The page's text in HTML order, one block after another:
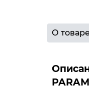
О